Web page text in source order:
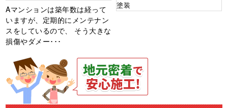
Aマンションは築年数は経って
いますが、定期的にメンテナン
スをしているので、 そう大きな
損傷やダメー･･･
塗装